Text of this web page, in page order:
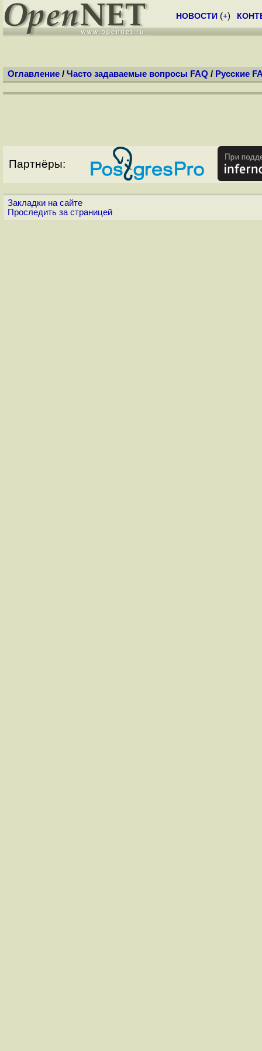
НОВОСТИ (+)
Оглавление / Часто задаваемые вопросы FAQ / Русские
Партнёры:
Закладки на сайте
Проследить за страницей